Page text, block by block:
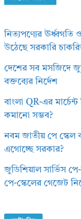
নিত্যপণ্যের ঊর্ধ্বগতি
উঠেছে সরকারি
দেশের সব মসজিদে
বক্তব্যের নির্দেশ
বাংলা QR-এর
কমানো সম্ভব?
নবম জাতীয় পে স্কেল
এগোচ্ছে সরকার?
জুডিশিয়াল সার্ভিস
পে-স্কেলের গেজেট